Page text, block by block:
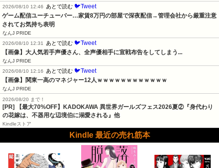
2026/08/10 12:46
あとで読む 🐦Tweet
ゲーム配信ユーチューバー…家賃8万円の部屋で深夜配信→管理会社から厳重注意
されてお気持ち表明
なんJ PRIDE
2026/08/10 12:31
あとで読む 🐦Tweet
【画像】大人気若手声優さん、全声優相手に宣戦布告をしてしまう...
なんJ PRIDE
2026/08/10 12:16
あとで読む 🐦Tweet
【画像】関東一高のマネジャー12人ｗｗｗｗｗｗｗｗｗｗｗｗ
なんJ PRIDE
2026/08/20 まで！
[PR] 【最大70%OFF】KADOKAWA 異世界ガールズフェス2026夏②『身代わり
の花嫁は、不器用な辺境伯に溺愛される』他
Kindleストア
Kindle 最近の売れ筋本